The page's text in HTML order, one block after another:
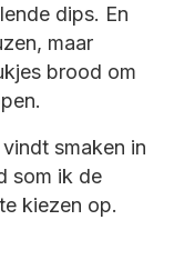
dips. En
maar
brood om
smaken in
som ik de
kiezen op.